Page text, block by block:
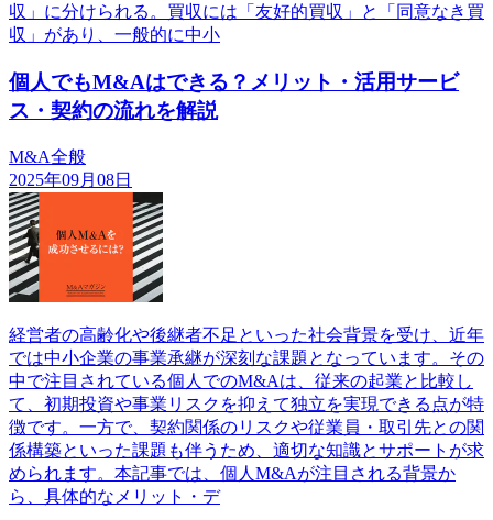
収」に分けられる。買収には「友好的買収」と「同意なき買
収」があり、一般的に中小
個人でもM&Aはできる？メリット・活用サービ
ス・契約の流れを解説
M&A全般
2025年09月08日
経営者の高齢化や後継者不足といった社会背景を受け、近年
では中小企業の事業承継が深刻な課題となっています。その
中で注目されている個人でのM&Aは、従来の起業と比較し
て、初期投資や事業リスクを抑えて独立を実現できる点が特
徴です。一方で、契約関係のリスクや従業員・取引先との関
係構築といった課題も伴うため、適切な知識とサポートが求
められます。本記事では、個人M&Aが注目される背景か
ら、具体的なメリット・デ